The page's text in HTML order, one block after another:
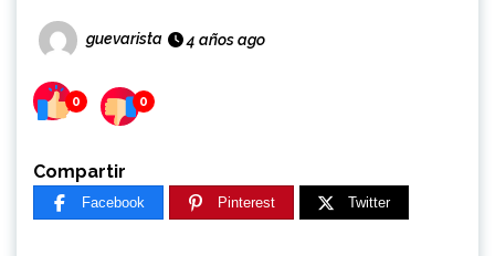
guevarista 4 años ago
0 0
Compartir
Facebook Pinterest Twitter